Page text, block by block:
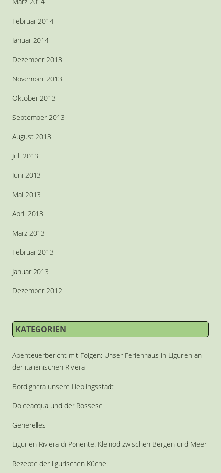
Februar 2014
Januar 2014
Dezember 2013
November 2013
Oktober 2013
September 2013
August 2013
Juli 2013
Juni 2013
Mai 2013
April 2013
März 2013
Februar 2013
Januar 2013
Dezember 2012
KATEGORIEN
Abenteuerbericht mit Folgen: Unser Ferienhaus in Ligurien an
der italienischen Riviera
Bordighera unsere Lieblingsstadt
Dolceacqua und der Rossese
Generelles
Ligurien-Riviera di Ponente. Kleinod zwischen Bergen und Meer
Rezepte der ligurischen Küche